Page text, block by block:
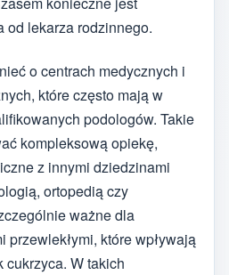
od lekarza rodzinnego.
o centrach medycznych i
które często mają w
podologów. Takie
kompleksową opiekę,
z innymi dziedzinami
ortopedią czy
ważne dla
przewlekłymi, które wpływają
cukrzyca. W takich